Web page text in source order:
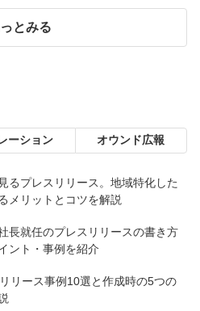
とみる
ーション オウンド広報
るプレスリリース。地域特化した
メリットとコツを解説
長就任のプレスリリースの書き方
ント・事例を紹介
リース事例10選と作成時の5つの